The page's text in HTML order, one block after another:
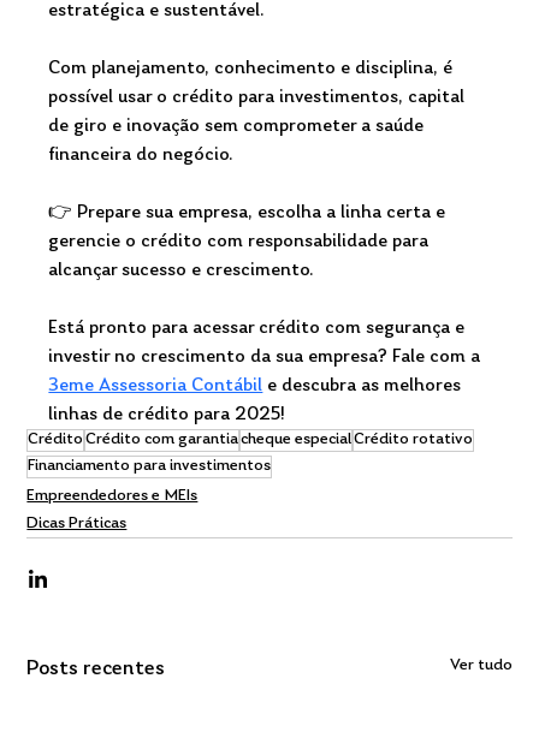
estratégica e sustentável.
Com planejamento, conhecimento e disciplina, é
possível usar o crédito para investimentos, capital
de giro e inovação sem comprometer a saúde
financeira do negócio.
👉 Prepare sua empresa, escolha a linha certa e
gerencie o crédito com responsabilidade para
alcançar sucesso e crescimento.
Está pronto para acessar crédito com segurança e
investir no crescimento da sua empresa? Fale com a
3eme Assessoria Contábil e descubra as melhores
linhas de crédito para 2025!
Crédito Crédito com garantiacheque especialCrédito rotativo
Financiamento para investimentos
Empreendedores e MEIs
Dicas Práticas
Posts recentes Ver tudo